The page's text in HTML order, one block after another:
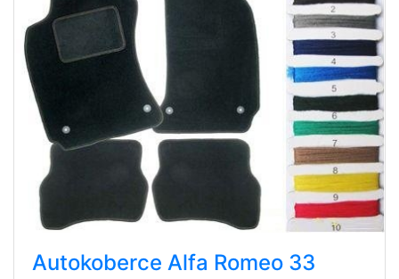
Autokoberce Alfa Romeo 33